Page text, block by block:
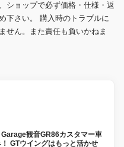
ショップで必ず価格・仕様・返
下さい。 購入時のトラブルに
せん。また責任も負いかねま
観音GR86カスタマー車
GTウイングはもっと活かせ